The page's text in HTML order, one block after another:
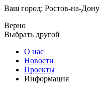
Ваш город: Ростов-на-Дону
Верно
Выбрать другой
О нас
Новости
Проекты
Информация